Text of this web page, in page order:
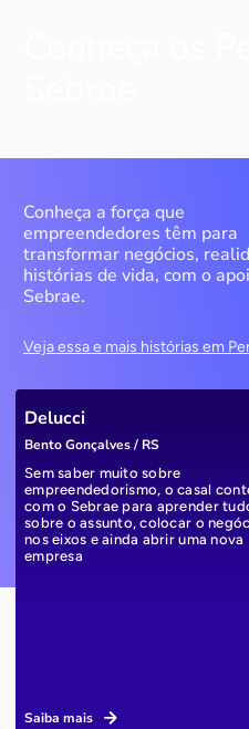
Conheça a força que
empreendedores têm para
transformar negócios,
histórias de vida, com o
Sebrae.
Veja essa e mais histórias em
Delucci
Bento Gonçalves / RS
Sem saber muito sobre
empreendedorismo, o casal
com o Sebrae para aprender
sobre o assunto, colocar o
nos eixos e ainda abrir uma nova
empresa
Saiba mais